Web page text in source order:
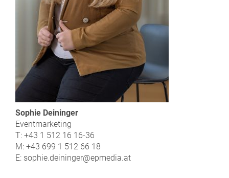
Sophie Deininger
Eventmarketing
T: +43 1 512 16 16-36
M: +43 699 1 512 66 18
E: sophie.deininger@epmedia.at